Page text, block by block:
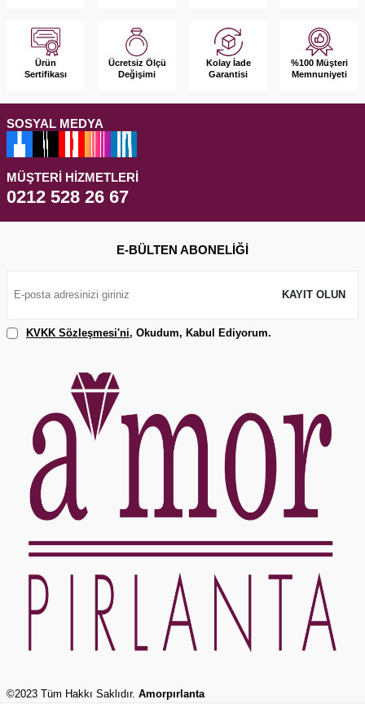
Ürün
Sertifikası
Ücretsiz Ölçü
Değişimi
Kolay İade
Garantisi
%100 Müşteri
Memnuniyeti
SOSYAL MEDYA
MÜŞTERI HIZMETLERI
0212 528 26 67
E-BÜLTEN ABONELIĞI
KAYIT OLUN
KVKK Sözleşmesi'ni, Okudum, Kabul Ediyorum.
©2023 Tüm Hakkı Saklıdır. Amorpırlanta